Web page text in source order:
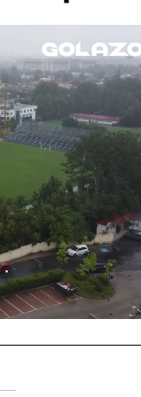
FOTO
din